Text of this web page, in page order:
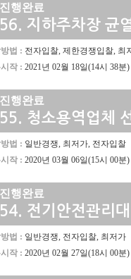
진행완료
56. 지하주차장 균
법 : 전자입찰, 제한경쟁입찰, 최
작 : 2021년 02월 18일(14시 38분)
진행완료
55. 청소용역업체
법 : 일반경쟁, 최저가, 전자입찰
작 : 2020년 03월 06일(15시 00분)
진행완료
54. 전기안전관리
법 : 일반경쟁, 전자입찰, 최저가
작 : 2020년 02월 27일(18시 00분)